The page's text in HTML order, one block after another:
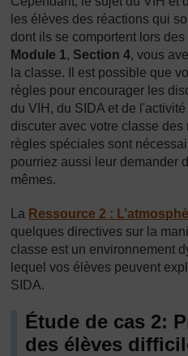
les élèves des réactions qui
dont ils se comportent lors
Module 1, Section 4, vous
la classe. Il est possible que
règles pour encourager les
du VIH, du SIDA et de
discuter avec votre classe
règles spéciales sont
pourriez aussi leur demander
mêmes.
La Ressource 2 :
quelques directives sur la
classe est un environnement
lequel vos élèves peuvent
SIDA.
Étude de cas 2:
des élèves